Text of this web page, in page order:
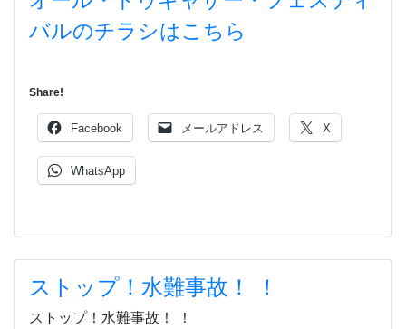
バルのチラシはこちら
Share!
Facebook メールアドレス X
WhatsApp
ストップ！水難事故！ ！
ストップ！水難事故！ ！